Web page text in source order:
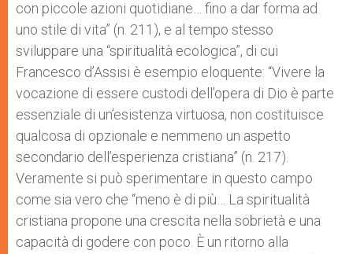
con piccole azioni quotidiane… fino a dar forma ad
uno stile di vita” (n. 211), e al tempo stesso
sviluppare una “spiritualità ecologica”, di cui
Francesco d’Assisi è esempio eloquente: “Vivere la
vocazione di essere custodi dell’opera di Dio è parte
essenziale di un’esisten­za virtuosa, non costituisce
qualcosa di opzionale e nemmeno un aspetto
secondario dell’esperien­za cristiana” (n. 217).
Veramente si può sperimentare in questo campo
come sia vero che “meno è di più… La spiritualità
cristiana propone una crescita nella sobrietà e una
capacità di godere con poco. È un ritorno alla